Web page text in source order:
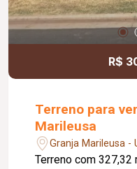
imóvel versátil,
receber sua
R$
Terreno para
Marileusa
Granja Marileusa -
Terreno com 327,32 m².